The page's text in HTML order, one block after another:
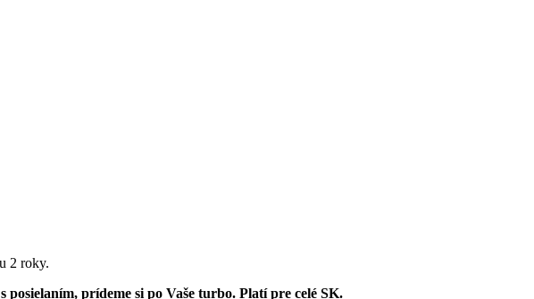
2 roky.
prídeme si po Vaše turbo. Platí pre celé SK.